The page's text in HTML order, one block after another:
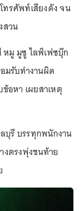
รศัพท์เสียงดัง จน
สวน
มู มูซู ไลฟ์เฟซบุ๊ก
มรับทำงานผิด
อหา เผยสาเหตุ
บุรี บรรทุกพนักงาน
งตรงพุ่งชนท้าย